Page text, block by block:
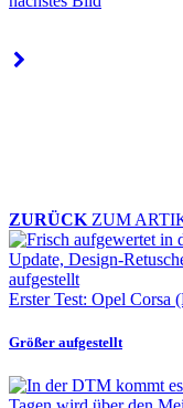
ZURÜCK ZUM
Erster Test: Opel Corsa
Größer aufgestellt